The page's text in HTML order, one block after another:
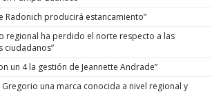
Radonich producirá estancamiento”
regional ha perdido el norte respecto a las
ciudadanos”
un 4 la gestión de Jeannette Andrade”
Gregorio una marca conocida a nivel regional y